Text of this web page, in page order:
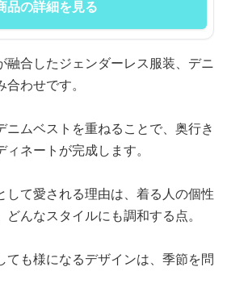
品の詳細を見る
融合したジェンダーレス服装、デニ
わせです。
ニムベストを重ねることで、奥行き
ネートが完成します。
して愛される理由は、着る人の個性
んなスタイルにも調和する点。
ても様になるデザインは、季節を問